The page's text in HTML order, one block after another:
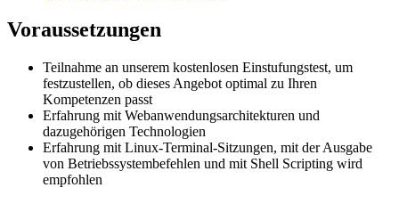
Voraussetzungen
Teilnahme an unserem kostenlosen Einstufungstest, um
festzustellen, ob dieses Angebot optimal zu Ihren
Kompetenzen passt
Erfahrung mit Webanwendungsarchitekturen und
dazugehörigen Technologien
Erfahrung mit Linux-Terminal-Sitzungen, mit der Ausgabe
von Betriebssystembefehlen und mit Shell Scripting wird
empfohlen